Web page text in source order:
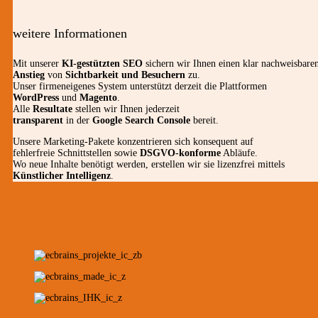
weitere Informationen
Mit unserer KI-gestützten SEO sichern wir Ihnen einen klar
Anstieg von Sichtbarkeit und Besuchern zu.
Unser firmeneigenes System unterstützt derzeit die Plattformen
WordPress und Magento
Alle Resultate stellen wir Ihnen jederzeit
transparent in der Google Search Console bereit.
Unsere Marketing-Pakete konzentrieren sich konsequent auf
fehlerfreie Schnittstellen sowie DSGVO-konforme Abläufe.
Wo neue Inhalte benötigt werden, erstellen wir sie lizenzfrei mittels
Künstlicher Intelligenz